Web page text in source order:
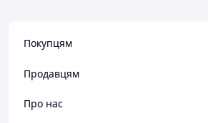
Покупцям
Продавцям
Про нас